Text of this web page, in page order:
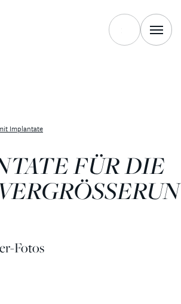
Implantate
FÜR DIE
Fotos